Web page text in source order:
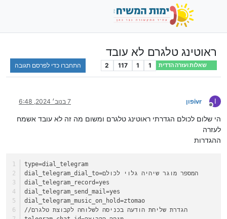
ראוטינג טלגרם לא עובד
שאלות ועזרה הדדית 1
1
117
2 התחברו כדי לפרסם תגובה
I
מנותק
ivrפון 7 בנוב׳ 2024, 6:48
הי שלום לכולם הגדרתי ראוטינג טלגרם ומשום מה זה לא עובד אשמח
לעזרה
ההגדרות
type=dial_telegram
dial_telegram_dial_to=המספר מוגר שיהיה גלוי לכולם
dial_telegram_record=yes
dial_telegram_send_mail=yes
dial_telegram_music_on_hold=ztomao
//הגדרת שליחת הודעה בכניסה לשלוחה לקבוצת טלגרם